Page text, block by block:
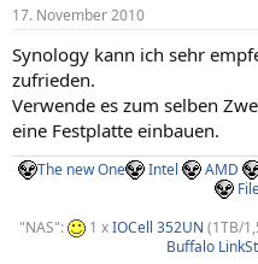
17. November 2010
Synology kann ich sehr
zufrieden.
Verwende es zum selben
eine Festplatte einbauen.
The new One Intel AMD
"NAS":
1 xIOCell 352UN (1TB/
Buffalo